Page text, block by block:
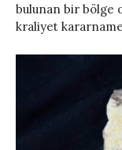
bulunan bir bölge
kraliyet